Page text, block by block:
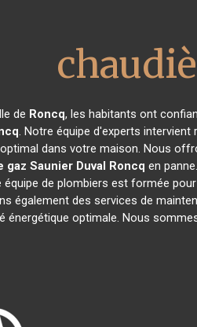
de Roncq, les habitants ont
. Notre équipe d'experts
dans votre maison. Nous
gaz Saunier Duval Roncq en
équipe de plombiers est formée
également des services de
énergétique optimale. Nous